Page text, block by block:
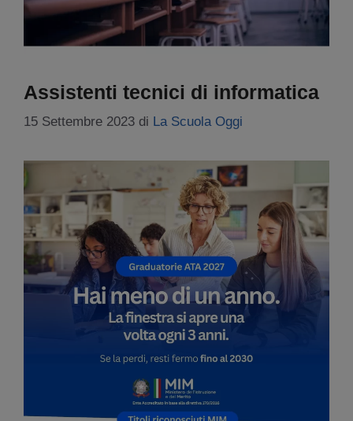
Assistenti tecnici di informatica
15 Settembre 2023 di La Scuola Oggi